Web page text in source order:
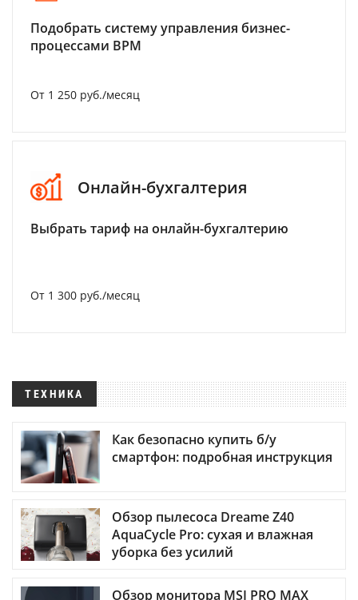
Подобрать систему управления бизнес-
процессами BPM
От 1 250 руб./месяц
Онлайн-бухгалтерия
Выбрать тариф на онлайн-бухгалтерию
От 1 300 руб./месяц
ТЕХНИКА
Как безопасно купить б/у
смартфон: подробная инструкция
Обзор пылесоса Dreame Z40
AquaCycle Pro: сухая и влажная
уборка без усилий
Обзор монитора MSI PRO MAX